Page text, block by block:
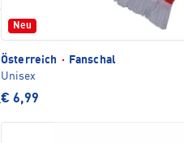
Neu
Österreich ·
Fanschal
Unisex
€ 6,99